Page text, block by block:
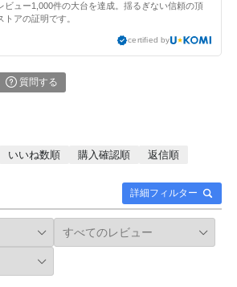
ビュー1,000件の大台を達成。揺るぎない信頼の頂
トアの証明です。
certified by
質問する
詳細フィルター
いいね数順 購入確認順
返信順